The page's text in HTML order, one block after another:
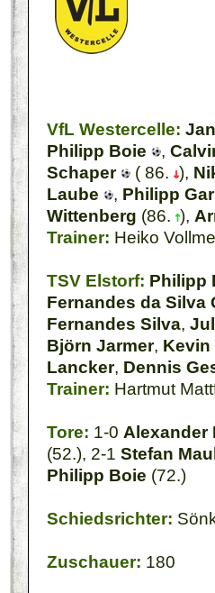
VfL Westercelle:
Philipp Boie
,
Schaper
( 86. ),
Laube
, Philipp
Wittenberg (86. ),
Trainer: Heiko
TSV Elstorf: Philipp
Fernandes da
Fernandes Silva,
Björn Jarmer, Kevin
Lancker, Dennis
Trainer: Hartmut
Tore: 1-0 Alexander
(52.), 2-1 Stefan
Philipp Boie (72.)
Schiedsrichter:
Zuschauer: 180